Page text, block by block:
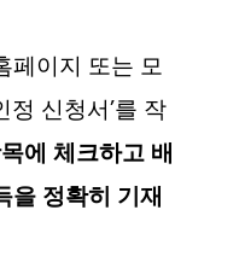
페이지 또는 모
정 신청서’를 작
에 체크하고 배
을 정확히 기재